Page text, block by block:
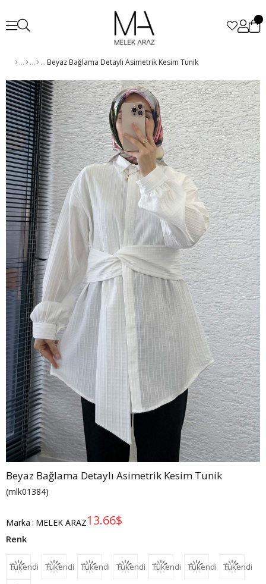
Beyaz Bağlama Detaylı Asimetrik Kesim Tunik
Beyaz Bağlama Detaylı Asimetrik Kesim Tunik
(mlk01384)
Marka : MELEK ARAZ13.66$
Tükendi Tükendi Tükendi Tükendi Tükendi Tükendi Tükendi